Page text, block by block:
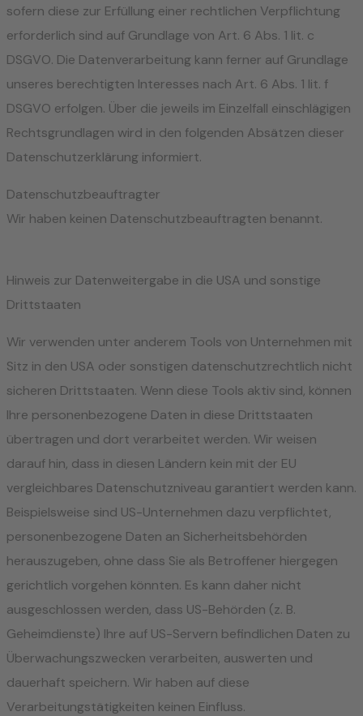
sofern diese zur Erfüllung einer rechtlichen Verpflichtung
erforderlich sind auf Grundlage von Art. 6 Abs. 1 lit. c
DSGVO. Die Datenverarbeitung kann ferner auf Grundlage
unseres berechtigten Interesses nach Art. 6 Abs. 1 lit. f
DSGVO erfolgen. Über die jeweils im Einzelfall einschlägigen
Rechtsgrundlagen wird in den folgenden Absätzen dieser
Datenschutzerklärung informiert.
Datenschutz­beauftragter
Wir haben keinen Datenschutzbeauftragten benannt.
Hinweis zur Datenweitergabe in die USA und sonstige
Drittstaaten
Wir verwenden unter anderem Tools von Unternehmen mit
Sitz in den USA oder sonstigen datenschutzrechtlich nicht
sicheren Drittstaaten. Wenn diese Tools aktiv sind, können
Ihre personenbezogene Daten in diese Drittstaaten
übertragen und dort verarbeitet werden. Wir weisen
darauf hin, dass in diesen Ländern kein mit der EU
vergleichbares Datenschutzniveau garantiert werden kann.
Beispielsweise sind US-Unternehmen dazu verpflichtet,
personenbezogene Daten an Sicherheitsbehörden
herauszugeben, ohne dass Sie als Betroffener hiergegen
gerichtlich vorgehen könnten. Es kann daher nicht
ausgeschlossen werden, dass US-Behörden (z. B.
Geheimdienste) Ihre auf US-Servern befindlichen Daten zu
Überwachungszwecken verarbeiten, auswerten und
dauerhaft speichern. Wir haben auf diese
Verarbeitungstätigkeiten keinen Einfluss.